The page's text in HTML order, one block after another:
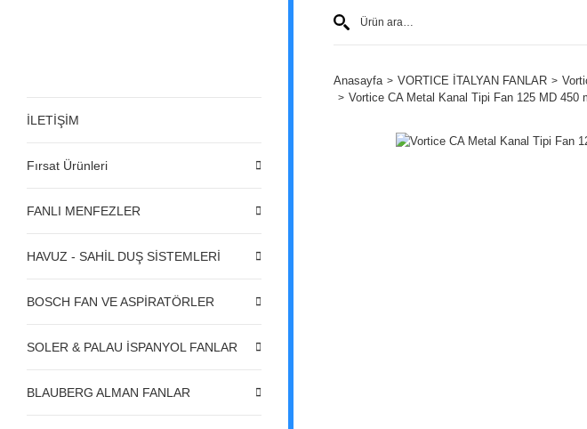
İLETİŞİM
Fırsat Ürünleri
FANLI MENFEZLER
HAVUZ - SAHİL DUŞ SİSTEMLERİ
BOSCH FAN VE ASPİRATÖRLER
SOLER & PALAU İSPANYOL FANLAR
BLAUBERG ALMAN FANLAR
Anasayfa VORTICE İTALYAN FANLAR
Vortice CA Metal Kanal Tipi Fan 125 MD 450